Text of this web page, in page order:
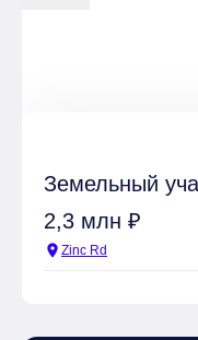
Земельный
2,3 млн ₽
location_on Zinc Rd